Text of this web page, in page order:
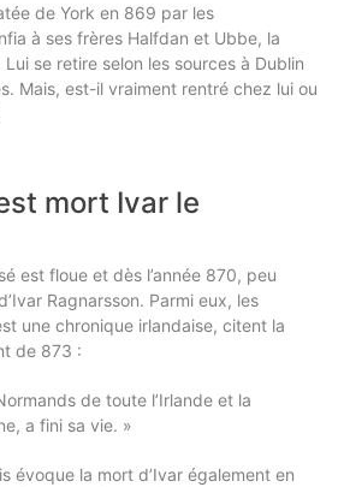
de York en 869 par les
à ses frères Halfdan et Ubbe, la
se retire selon les sources à Dublin
Mais, est-il vraiment rentré chez lui ou
mort Ivar le
est floue et dès l’année 870, peu
Ragnarsson. Parmi eux, les
une chronique irlandaise, citent la
de 873 :
de toute l’Irlande et la
a fini sa vie. »
évoque la mort d’Ivar également en